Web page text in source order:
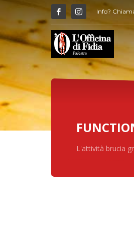
Info?
L'attività brucia